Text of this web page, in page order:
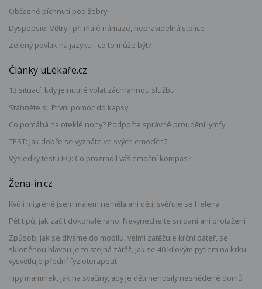
Občasné píchnutí pod žebry
Dyspepsie: Větry i při malé námaze, nepravidelná stolice
Zelený povlak na jazyku - co to může být?
Články uLékaře.cz
13 situací, kdy je nutné volat záchrannou službu
Stáhněte si: První pomoc do kapsy
Co pomáhá na oteklé nohy? Podpořte správné proudění lymfy
TEST: Jak dobře se vyznáte ve svých emocích?
Výsledky testu EQ: Co prozradil váš emoční kompas?
Žena-in.cz
Kvůli migréně jsem málem neměla ani děti, svěřuje se Helena
Pět tipů, jak začít dokonalé ráno. Nevynechejte snídani ani protažení
Způsob, jak se díváme do mobilu, velmi zatěžuje krční páteř, se
skloněnou hlavou je to stejná zátěž, jak se 40 kilovým pytlem na krku,
vysvětluje přední fyzioterapeut
Tipy maminek, jak na svačiny, aby je děti nenosily nesnědené domů